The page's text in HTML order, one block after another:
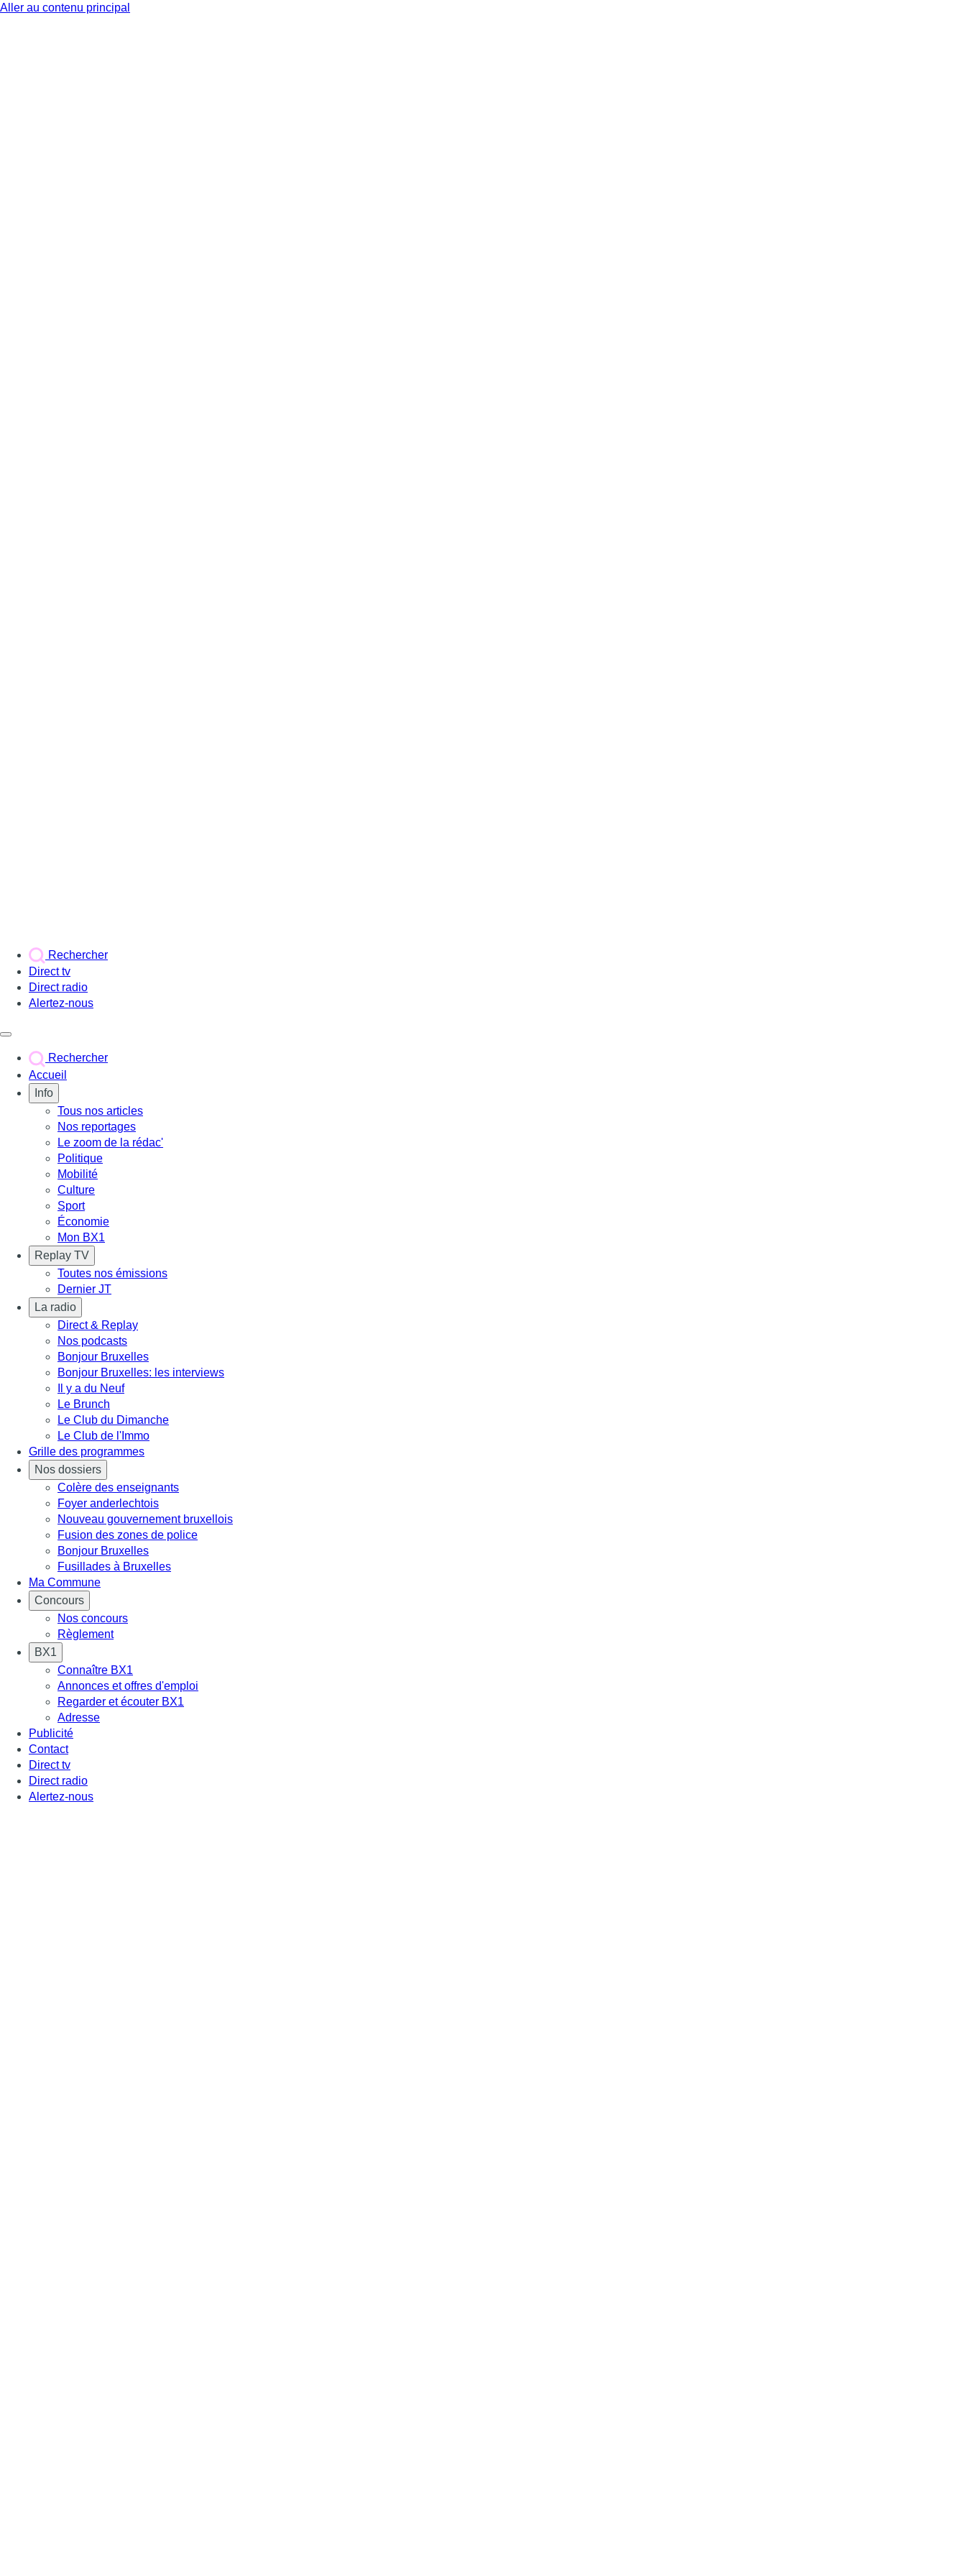
Aller au contenu principal
Rechercher
Direct tv
Direct radio
Alertez-nous
Rechercher
Accueil
Info
Tous nos articles
Nos reportages
Le zoom de la rédac'
Politique
Mobilité
Culture
Sport
Économie
Mon BX1
Replay TV
Toutes nos émissions
Dernier JT
La radio
Direct & Replay
Nos podcasts
Bonjour Bruxelles
Bonjour Bruxelles: les interviews
Il y a du Neuf
Le Brunch
Le Club du Dimanche
Le Club de l'Immo
Grille des programmes
Nos dossiers
Colère des enseignants
Foyer anderlechtois
Nouveau gouvernement bruxellois
Fusion des zones de police
Bonjour Bruxelles
Fusillades à Bruxelles
Ma Commune
Concours
Nos concours
Règlement
BX1
Connaître BX1
Annonces et offres d'emploi
Regarder et écouter BX1
Adresse
Publicité
Contact
Direct tv
Direct radio
Alertez-nous